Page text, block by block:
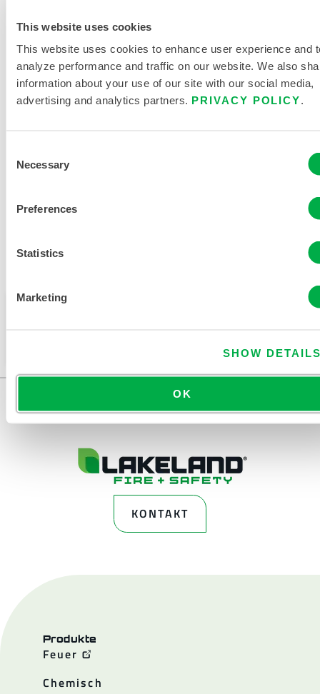
This website uses cookies
This website uses cookies to enhance user experience and
analyze performance and traffic on our website. We also
information about your use of our site with our social media,
advertising and analytics partners. PRIVACY POLICY.
Selection
Necessary
Preferences
Statistics
Marketing
SHOW
OK
PRODUKTLITERATUR
GRÖSSENTABELLE FÜR E
INWEG- UND C
SÜDAMERIKA, EUROPA, INDIEN, OZEANIEN, AFRIKA,
Dieses Produkt wird normalerweise nicht in Ihrer
KONTAKT
Produkte
Feuer
Chemisch